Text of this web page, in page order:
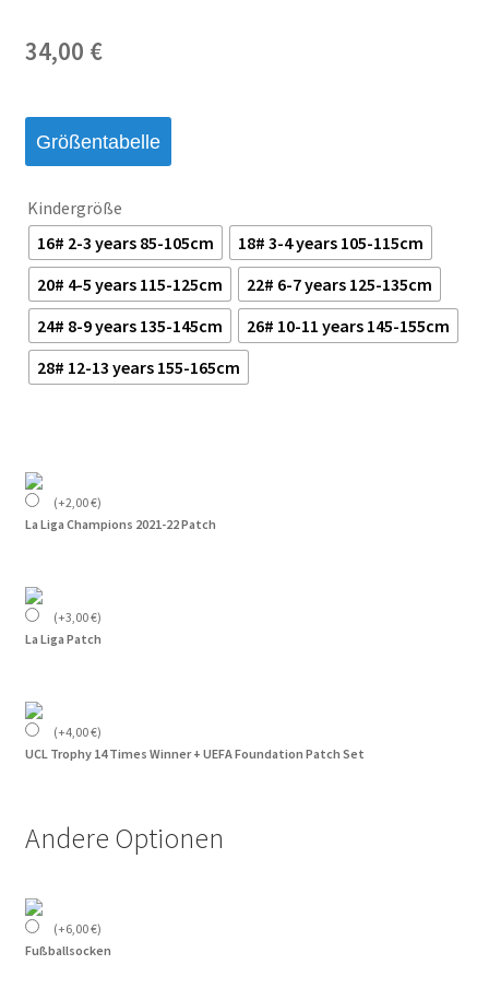
34,00 €
Größentabelle
Kindergröße
16# 2-3 years 85-105cm
18# 3-4 years 105-115cm
20# 4-5 years 115-125cm
22# 6-7 years 125-135cm
24# 8-9 years 135-145cm
26# 10-11 years 145-155cm
28# 12-13 years 155-165cm
(+2,00€)
La Liga Champions 2021-22 Patch
(+3,00€)
La Liga Patch
(+4,00€)
UCL Trophy 14 Times Winner + UEFA Foundation Patch Set
Andere Optionen
(+6,00€)
Fußballsocken